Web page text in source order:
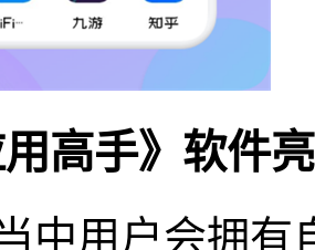
用高手》软件
中用户会拥